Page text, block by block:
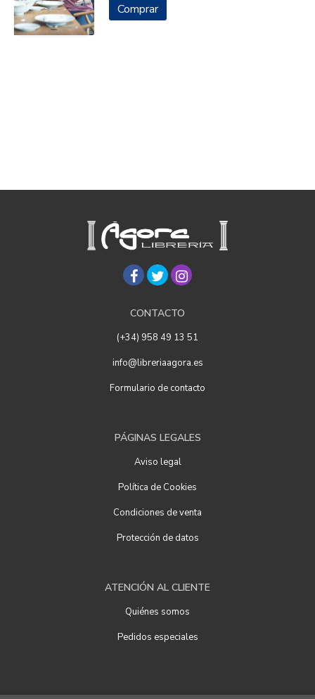
Comprar
CONTACTO
(+34) 958 49 13 51
info@libreriaagora.es
Formulario de contacto
PÁGINAS LEGALES
Aviso legal
Política de Cookies
Condiciones de venta
Protección de datos
ATENCIÓN AL CLIENTE
Quiénes somos
Pedidos especiales